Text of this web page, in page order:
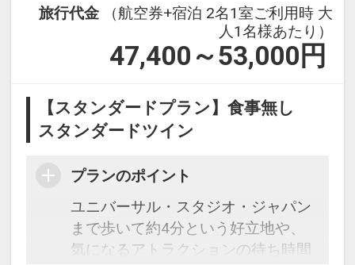
旅行代金
（航空券+宿泊 2名1室ご利用時 大
人1名様あたり）
47,400～53,000 円
【スタンダードプラン】食事無し
スタンダードツイン
プランのポイント
ユニバーサル・スタジオ・ジャパン
まで歩いて約4分という好立地や、
気になるアトラクションの待ち時間